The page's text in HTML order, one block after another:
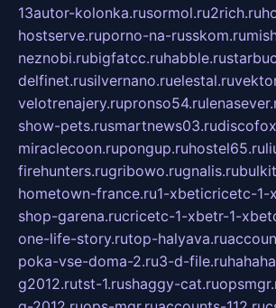
13autor-kolonka.rusormol.ru2rich.ru
hostserve.ruporno-na-russkom.ru
neznobi.rubigfatcc.ruhabble.ru
delfinet.rusilvernano.ruelestal.ru
velotrenajery.rupronso54.ru
show-pets.rusmartnews03.ru
miraclecoon.rupongup.ruhostel65.ru
firehunters.rugribowo.rugnalis.ru
hometown-france.ru1-xbeticricetc-1-
shop-garena.rucricetc-1-xbetr-1-
one-life-story.rutop-halyava.ru
poka-vse-doma-2.ru3-d-file.ru
g2012.rutst-1.rushaggy-cat.ru